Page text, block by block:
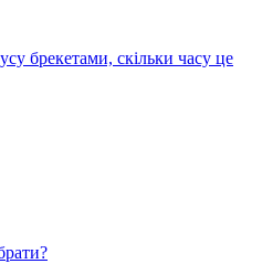
брекетами, скільки часу це